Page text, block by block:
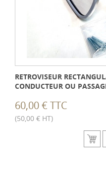
RETROVISEUR
CONDUCTEUR OU
60,00 € TTC
(50,00 € HT)